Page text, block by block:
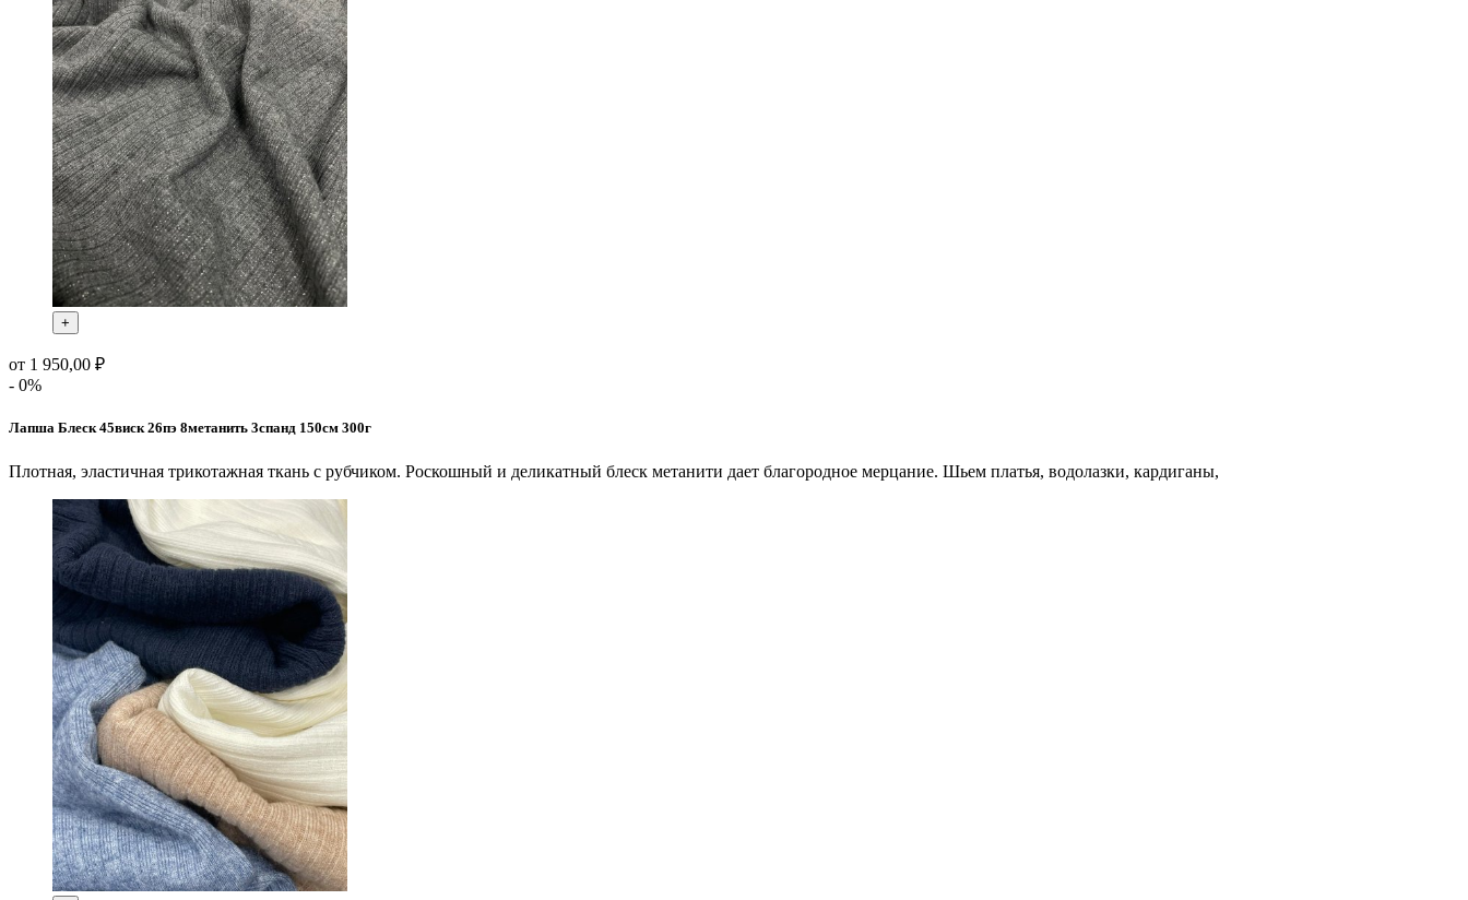
+
от 1 950,00 ₽
- 0%
Лапша Блеск 45виск 26пэ 8метанить 3спанд 150см 300г
Плотная, эластичная трикотажная ткань с рубчиком. Роскошный и деликатный блеск метанити дает благородное мерцание. Шьем платья, водолазки, кардиганы,